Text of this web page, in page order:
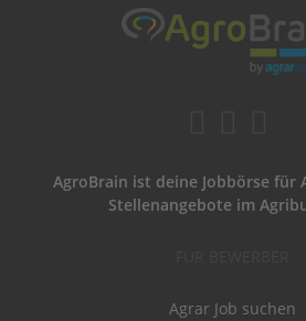
AgroBrain ist deine Jobbörse für
Stellenangebote im
Agrar Job suchen